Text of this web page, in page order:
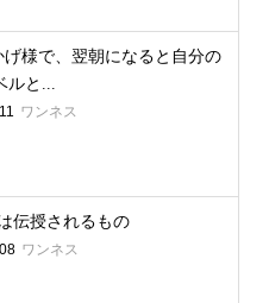
げ様で、翌朝になると自分の
ルと...
ワンネス
伝授されるもの
ワンネス